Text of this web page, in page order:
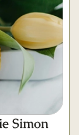
Simon